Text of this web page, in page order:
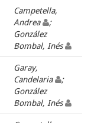
Campetella,
Andrea
;
González
Bombal, Inés
Garay,
Candelaria
;
González
Bombal, Inés